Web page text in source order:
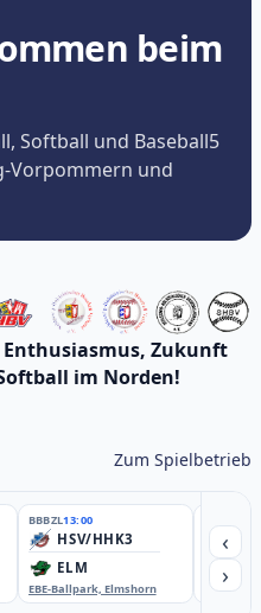
beim
Softball und Baseball5
Vorpommern und
Zukunft
im Norden!
Zum Spielbetrieb
BBBZL13:00
HSV/HHK3
ELM
EBE-Ballpark, Elmshorn
‹
›